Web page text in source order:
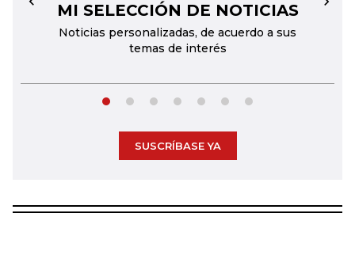
MI SELECCIÓN DE NOTICIAS
Noticias personalizadas, de acuerdo a sus
temas de interés
← →
SUSCRÍBASE YA